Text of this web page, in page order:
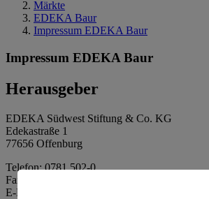
Märkte
EDEKA Baur
Impressum EDEKA Baur
Impressum EDEKA Baur
Herausgeber
EDEKA Südwest Stiftung & Co. KG
Edekastraße 1
77656 Offenburg
Telefon: 0781 502-0
Fax: 0781 502-6180
E-Mail: kundenservice@edeka-suedwest.de